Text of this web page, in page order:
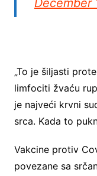
December
„To je šiljasti
limfociti žvaću
je najveći krvni
srca. Kada to
Vakcine protiv
povezane sa